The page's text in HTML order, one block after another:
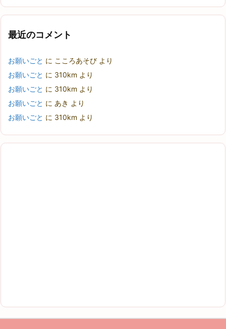
最近のコメント
お願いごと に こころあそび より
お願いごと に 310km より
お願いごと に 310km より
お願いごと に あき より
お願いごと に 310km より